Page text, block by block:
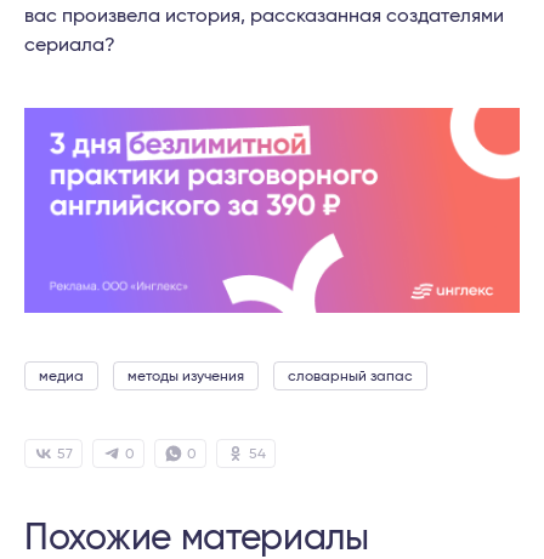
вас произвела история, рассказанная создателями
сериала?
медиа методы изучения словарный запас
57 54
0 0
Похожие материалы